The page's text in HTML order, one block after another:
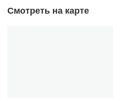
Смотреть на карте